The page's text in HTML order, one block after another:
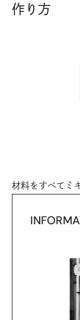
作り方
材料をすべてミ